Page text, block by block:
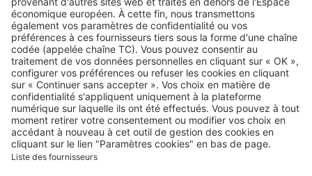
A propos
Qui sommes-nous ?
Contacter le service client
Nous rejoindre
Presse